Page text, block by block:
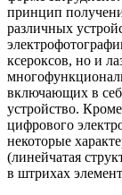
принцип
различных
ксероксов, но и
включающих в
устройство.
цифрового
некоторые
(линейчатая
в штрихах